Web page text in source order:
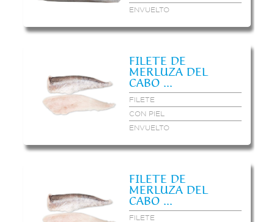
ENVUELTO
FILETE DE
MERLUZA DEL
CABO ...
FILETE
CON PIEL
ENVUELTO
FILETE DE
MERLUZA DEL
CABO ...
FILETE